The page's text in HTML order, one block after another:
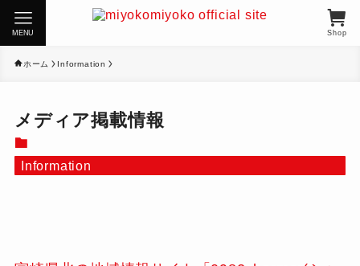
Shop
MENU
ホーム Information
メディア掲載情報
Information